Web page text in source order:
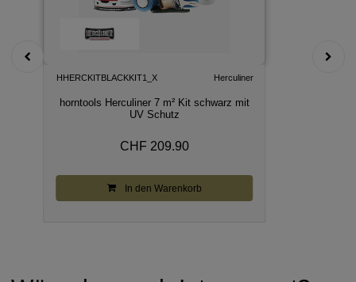
HHERCKITBLACKKIT1_X Herculiner
horntools Herculiner 7 m² Kit schwarz mit
UV Schutz
CHF 209.90
In den Warenkorb